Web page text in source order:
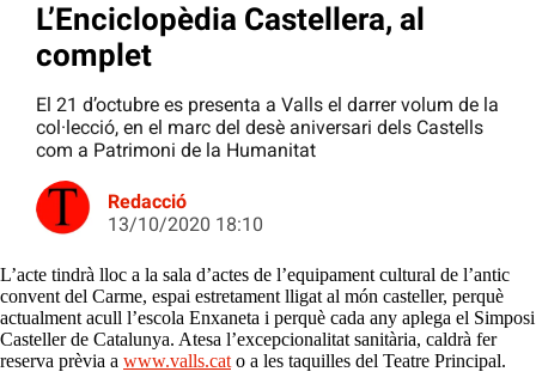
L’Enciclopèdia Castellera, al
complet
El 21 d’octubre es presenta a Valls el darrer volum de la
col·lecció, en el marc del desè aniversari dels Castells
com a Patrimoni de la Humanitat
Redacció
13/10/2020 18:10
L’acte tindrà lloc a la sala d’actes de l’equipament cultural de l’antic
convent del Carme, espai estretament lligat al món casteller, perquè
actualment acull l’escola Enxaneta i perquè cada any aplega el Simposi
Casteller de Catalunya. Atesa l’excepcionalitat sanitària, caldrà fer
reserva prèvia a www.valls.cato a les taquilles del Teatre Principal.